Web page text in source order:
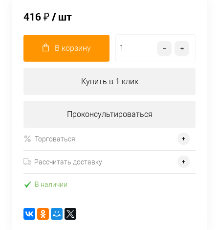
416 ₽/ шт
В корзину
Купить в 1 клик
Проконсультироваться
Торговаться
Рассчитать доставку
В наличии